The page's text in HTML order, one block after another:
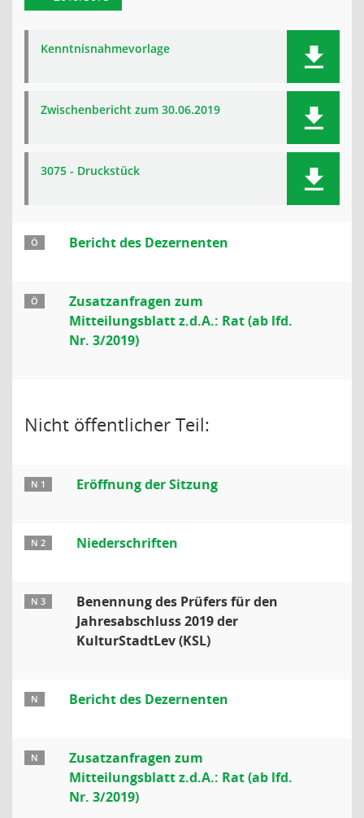
Kenntnisnahmevorlage
Zwischenbericht zum 30.06.2019
3075 - Druckstück
Ö Bericht des Dezernenten
Ö
Zusatzanfragen zum
Mitteilungsblatt z.d.A.: Rat (ab lfd.
Nr. 3/2019)
Nicht öffentlicher Teil:
N 1 Eröffnung der Sitzung
N 2 Niederschriften
N 3
Benennung des Prüfers für den
Jahresabschluss 2019 der
KulturStadtLev (KSL)
N Bericht des Dezernenten
N
Zusatzanfragen zum
Mitteilungsblatt z.d.A.: Rat (ab lfd.
Nr. 3/2019)